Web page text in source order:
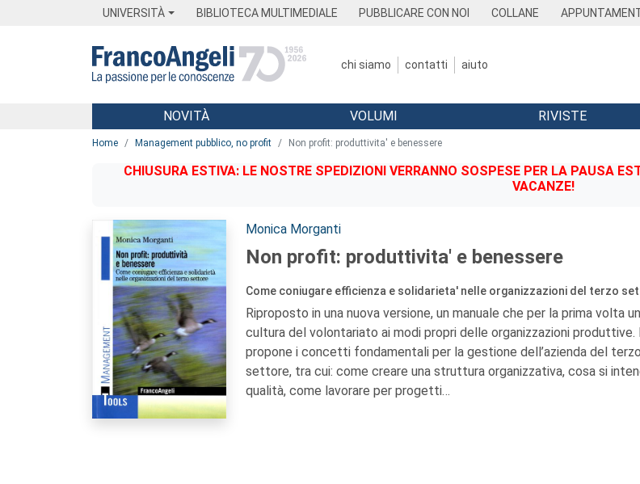
UNIVERSITÀ BIBLIOTECA MULTIMEDIALE PUBBLICARE CON NOI COLLANE
chi siamo contatti aiuto
Menu
NOVITÀ VOLUMI RIVISTE
Home Management pubblico, no profit Non profit: produttivita' e benessere
CHIUSURA ESTIVA: LE NOSTRE SPEDIZIONI VERRANNO SOSPESE PER LA PAUSA
VACANZE!
Autori:
Monica Morganti
Non profit: produttivita' e benessere
Come coniugare efficienza e solidarieta' nelle organizzazioni del terzo
Riproposto in una nuova versione, un manuale che per la prima volta
cultura del volontariato ai modi propri delle organizzazioni
propone i concetti fondamentali per la gestione dell’azienda del terzo
settore, tra cui: come creare una struttura organizzativa, cosa si
qualità, come lavorare per progetti…